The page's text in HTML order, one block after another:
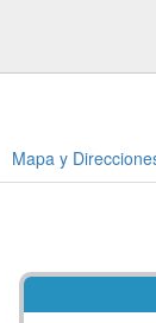
Mapa y